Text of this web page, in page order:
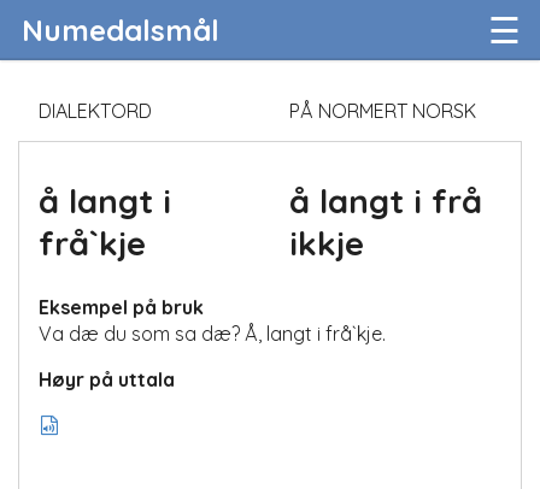
Numedalsmål ☰
DIALEKTORD PÅ NORMERT NORSK
å langt i
frå`kje
å langt i frå
ikkje
Eksempel på bruk
Va dæ du som sa dæ? Å, langt i frå`kje.
Høyr på uttala